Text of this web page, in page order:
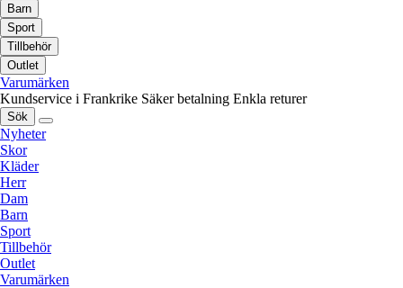
Barn
Sport
Tillbehör
Outlet
Varumärken
Kundservice i Frankrike Säker betalning Enkla returer
Sök
Nyheter
Skor
Kläder
Herr
Dam
Barn
Sport
Tillbehör
Outlet
Varumärken